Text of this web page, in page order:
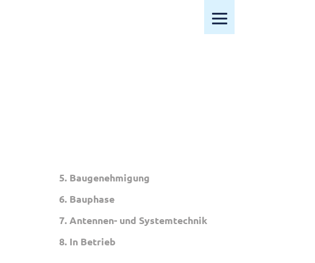
Mobiles Menü öffnen
5. Baugenehmigung
6. Bauphase
7. Antennen- und Systemtechnik
8. In Betrieb